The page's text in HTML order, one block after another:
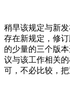
稍早该规定与新
存在新规定，修
的少量的三个版
议与该工作相关
可，不必比较，把